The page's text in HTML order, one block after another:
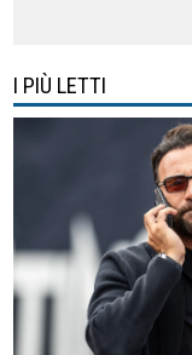
I PIÙ LETTI